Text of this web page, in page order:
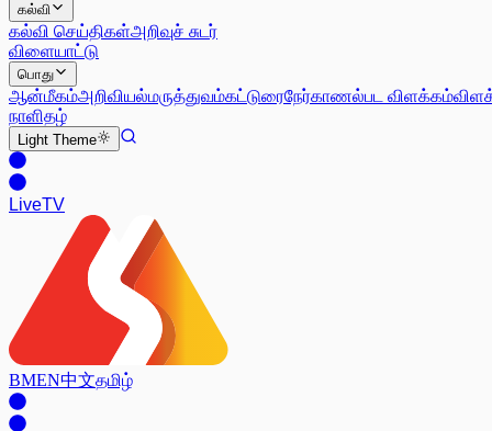
கல்வி
கல்வி செய்திகள்அறிவுச் சுடர்
விளையாட்டு
பொது
ஆன்மீகம்அறிவியல்மருத்துவம்கட்டுரைநேர்காணல்பட விளக்கம்
நாளிதழ்
Light Theme
LiveTV
BMEN中文தமிழ்